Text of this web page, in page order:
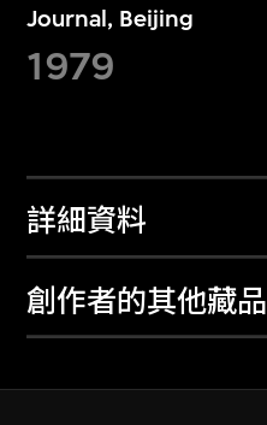
Journal, Beijing
1979
詳細資料
創作者的其他藏品